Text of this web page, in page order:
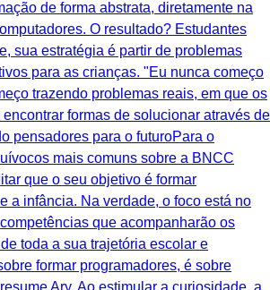
de forma abstrata, diretamente na
O resultado? Estudantes
sua estratégia é partir de problemas
para as crianças. "Eu nunca começo
trazendo problemas reais, em que os
formas de solucionar através de
pensadores para o futuroPara o
mais comuns sobre a BNCC
que o seu objetivo é formar
a infância. Na verdade, o foco está no
que acompanharão os
toda a sua trajetória escolar e
formar programadores, é sobre
Ary. Ao estimular a curiosidade, a